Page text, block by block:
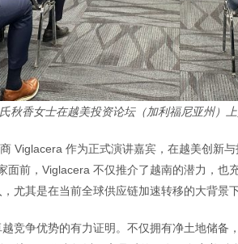
秋香女士在越美投资论坛（加利福尼亚州）
Viglacera 作为正式演讲嘉宾，在越美创新
面前，Viglacera 不仅推介了越南的潜力，也
尤其是在当前全球供应链加速转移的大背景下
竞争优势的有力证明。不仅拥有净土地储备